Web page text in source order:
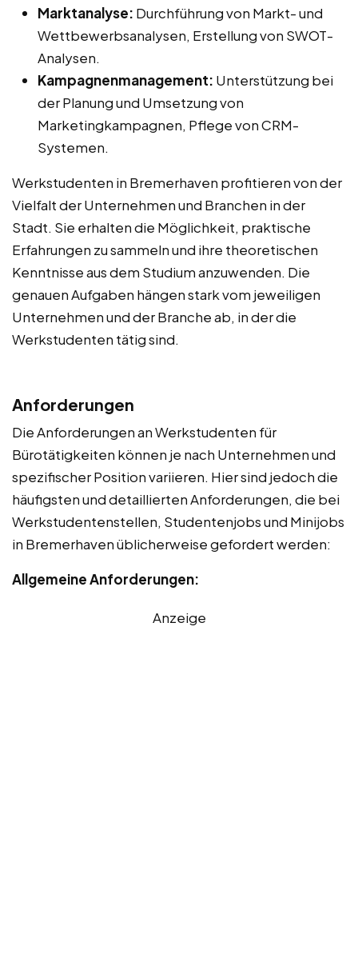
Marktanalyse: Durchführung von Markt- und
Wettbewerbsanalysen, Erstellung von SWOT-
Analysen.
Kampagnenmanagement: Unterstützung bei
der Planung und Umsetzung von
Marketingkampagnen, Pflege von CRM-
Systemen.
Werkstudenten in Bremerhaven profitieren von der
Vielfalt der Unternehmen und Branchen in der
Stadt. Sie erhalten die Möglichkeit, praktische
Erfahrungen zu sammeln und ihre theoretischen
Kenntnisse aus dem Studium anzuwenden. Die
genauen Aufgaben hängen stark vom jeweiligen
Unternehmen und der Branche ab, in der die
Werkstudenten tätig sind.
Anforderungen
Die Anforderungen an Werkstudenten für
Bürotätigkeiten können je nach Unternehmen und
spezifischer Position variieren. Hier sind jedoch die
häufigsten und detaillierten Anforderungen, die bei
Werkstudentenstellen, Studentenjobs und Minijobs
in Bremerhaven üblicherweise gefordert werden:
Allgemeine Anforderungen:
Anzeige